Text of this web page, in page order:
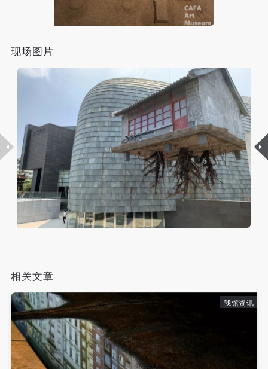
现场图片
相关文章
我馆资讯
带有甲方肖像作品的拍摄费用由乙方承担。
乙方于拍摄完带有甲方肖像的作品无需支付甲方任何
附则
（1）、本协议未尽事宜，经双方友好协商后可作为
本协议的补充协议，并不得违反相关法律法规规定。
（2）、本协议自甲乙双方签字（盖章）、勾选之日
起生效。
（3）、本协议包括纸质档和电子档，纸质档—式二
份，甲乙双方各执一份，均具有同等法律效力。
活动参与者意味着接受并承担本协议的全部义务，未
同意者意味着放弃参加此次活动的权利。凡参加这次
活动前，必须事先与自己的家属沟通，取得家属同
意，同时知晓并同意本免责声明。参加者签名/勾选
带有甲方肖像作品的拍摄费用由乙方承担。
乙方于拍摄完带有甲方肖像的作品无需支付甲方任何
附则
（1）、本协议未尽事宜，经双方友好协商后可作为
本协议的补充协议，并不得违反相关法律法规规定。
（2）、本协议自甲乙双方签字（盖章）、勾选之日
起生效。
（3）、本协议包括纸质档和电子档，纸质档—式二
份，甲乙双方各执一份，均具有同等法律效力。
活动参与者意味着接受并承担本协议的全部义务，未
同意者意味着放弃参加此次活动的权利。凡参加这次
活动前，必须事先与自己的家属沟通，取得家属同
意，同时知晓并同意本免责声明。参加者签名/勾选
带有甲方肖像作品的拍摄费用由乙方承担。
乙方于拍摄完带有甲方肖像的作品无需支付甲方任何
附则
（1）、本协议未尽事宜，经双方友好协商后可作为
本协议的补充协议，并不得违反相关法律法规规定。
（2）、本协议自甲乙双方签字（盖章）、勾选之日
起生效。
（3）、本协议包括纸质档和电子档，纸质档—式二
份，甲乙双方各执一份，均具有同等法律效力。
活动参与者意味着接受并承担本协议的全部义务，未
同意者意味着放弃参加此次活动的权利。凡参加这次
活动前，必须事先与自己的家属沟通，取得家属同
意，同时知晓并同意本免责声明。参加者签名/勾选